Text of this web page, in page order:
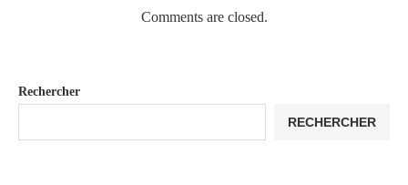
Comments are closed.
Rechercher
RECHERCHER